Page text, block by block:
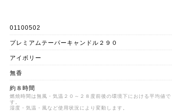
01100502
プレミアムテーパーキャンドル２９０
アイボリー
無香
約８時間
燃焼時間は無風・気温２０～２８度前後の環境下における平均値で
す。
湿度・気温・風など使用状況により変動します。